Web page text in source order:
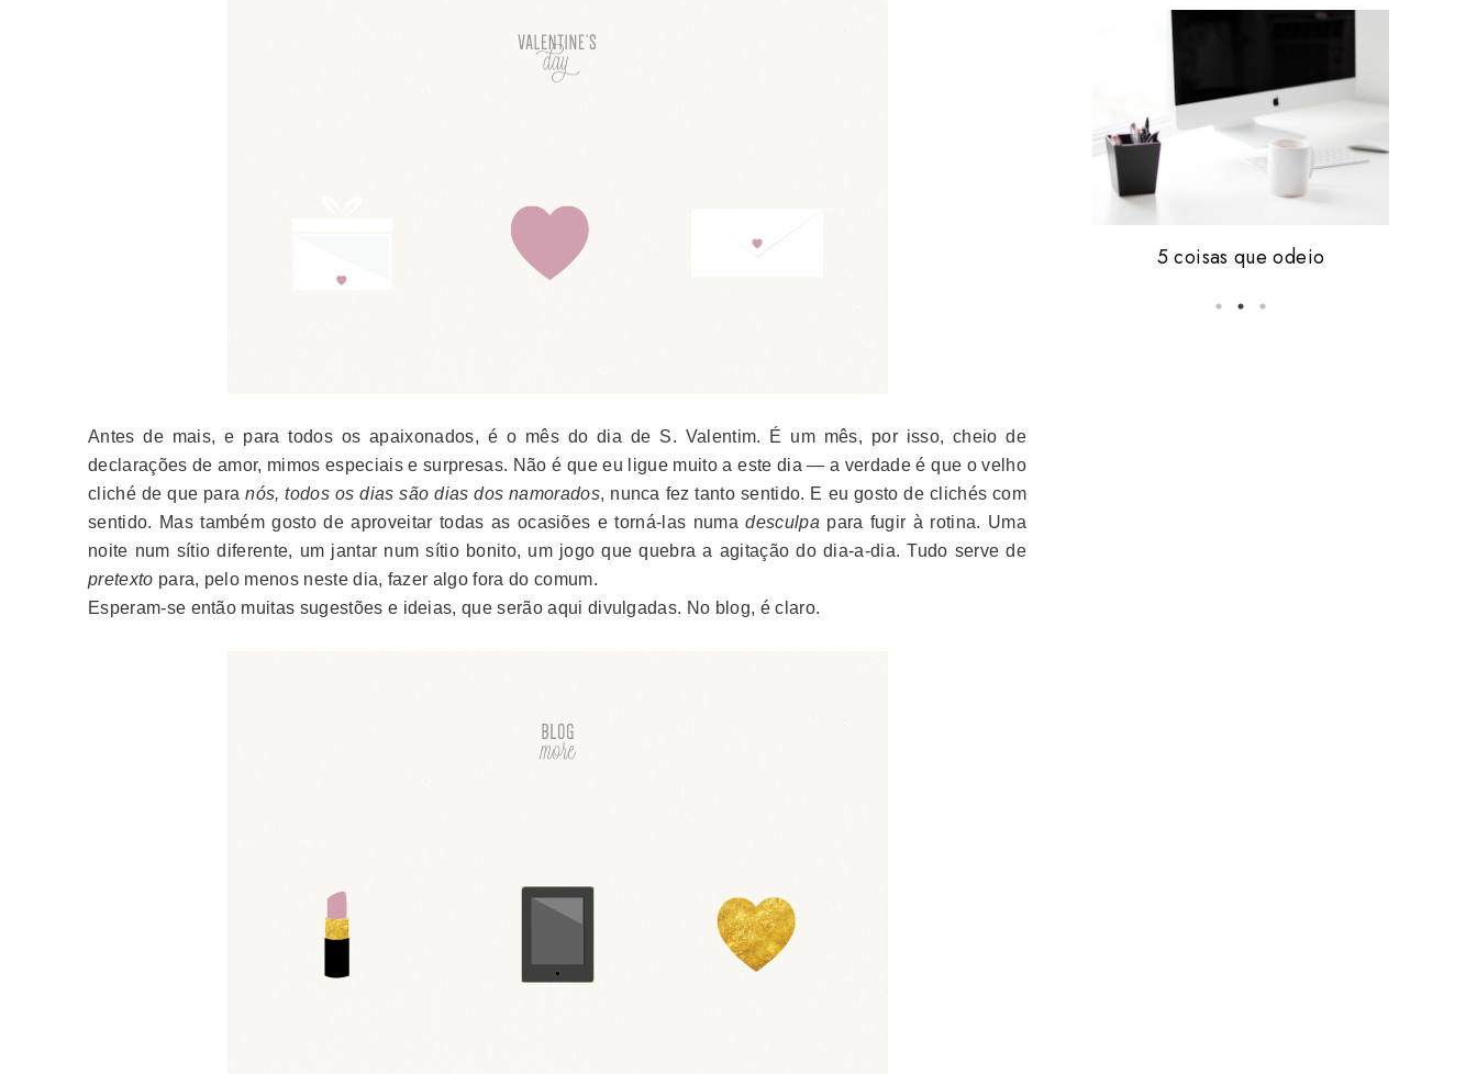
Antes de mais, e para todos os apaixonados, é o mês do dia de S. Valentim. É um mês, por isso, cheio de
declarações de amor, mimos especiais e surpresas. Não é que eu ligue muito a este dia — a verdade é que o velho
cliché de que paranós, todos os dias são dias dos namorados, nunca fez tanto sentido. E eu gosto de clichés com
sentido. Mas também gosto de aproveitar todas as ocasiões e torná-las numadesculpa para fugir à rotina. Uma
noite num sítio diferente, um jantar num sítio bonito, um jogo que quebra a agitação do dia-a-dia. Tudo serve de
pretexto para, pelo menos neste dia, fazer algo fora do comum.
Esperam-se então muitas sugestões e ideias, que serão aqui divulgadas. No blog, é claro.
vale tudo.
5 coisas que odeio
Friday, i'm in love #16